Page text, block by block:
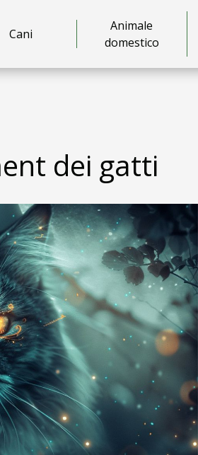
Cani
Animale
domestico
dei gatti